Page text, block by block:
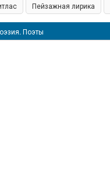
Пейзажная лирика
Юмор
Поэты